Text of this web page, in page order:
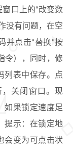
口上的“改变数
没有问题，在空
并点击“替换”按
令），同时，修
列表中保存。点
，关闭窗口。现
如果锁定速度足
提示：在锁定地
会变为可点击状